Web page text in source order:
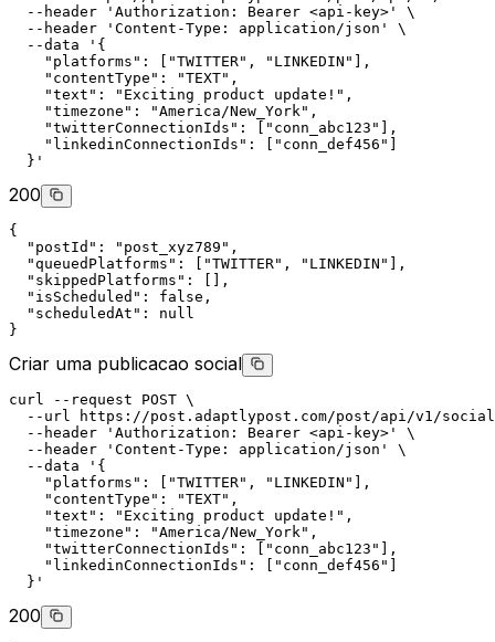
--header
'Authorization: Bearer <api-key>'
\
--header
'Content-Type: application/json'
\
--data '{
"platforms" : [ "TWITTER" , "LINKEDIN"
],
"contentType" : "TEXT" ,
"text" : "Exciting product update!" ,
"timezone" : "America/New_York" ,
"twitterConnectionIds" : [ "conn_abc123"
],
"linkedinConnectionIds" : [ "conn_def456"
  }'
200
{
"postId" : "post_xyz789" ,
"queuedPlatforms" : [ "TWITTER" , "LINKEDIN"
],
"skippedPlatforms" : [],
"isScheduled" : false ,
"scheduledAt" : null
}
Criar uma publicacao social
curl --request POST \
--url https://post.adaptlypost.com/post/api/v1/
--header
'Authorization: Bearer <api-key>'
\
--header
'Content-Type: application/json'
\
--data '{
"platforms" : [ "TWITTER" , "LINKEDIN"
],
"contentType" : "TEXT" ,
"text" : "Exciting product update!" ,
"timezone" : "America/New_York" ,
"twitterConnectionIds" : [ "conn_abc123"
],
"linkedinConnectionIds" : [ "conn_def456"
  }'
200